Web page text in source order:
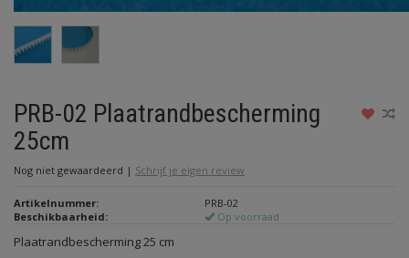
PRB-02 Plaatrandbescherming
25cm
Nog niet gewaardeerd | Schrijf je eigen review
Artikelnummer:
PRB-02
Beschikbaarheid:
Op voorraad
Plaatrandbescherming 25 cm